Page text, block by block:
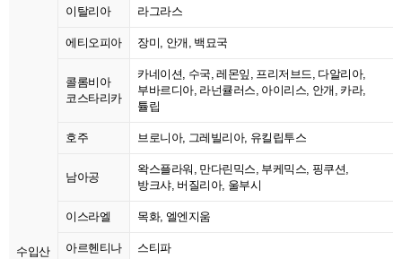
수입산
이탈리아 라그라스
에티오피아 장미, 안개, 백묘국
콜롬비아
코스타리카
카네이션, 수국, 레몬잎, 프리저브드, 다알리아,
부바르디아, 라넌큘러스, 아이리스, 안개, 카라,
튤립
호주 브로니아, 그레빌리아, 유킬립투스
남아공
왁스플라워, 만다린믹스, 부케믹스, 핑쿠션,
방크샤, 버질리아, 울부시
이스라엘 목화, 엘엔지움
아르헨티나 스티파